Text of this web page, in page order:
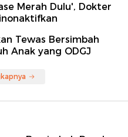
Merah Dulu', Dokter
Tewas Bersimbah
Anak yang ODGJ